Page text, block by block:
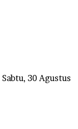
Sabtu, 30 Agustus